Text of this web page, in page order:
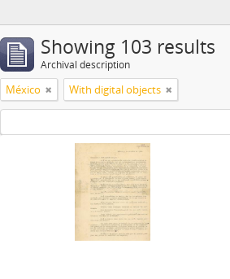
Showing 103 results
Archival description
México With digital objects